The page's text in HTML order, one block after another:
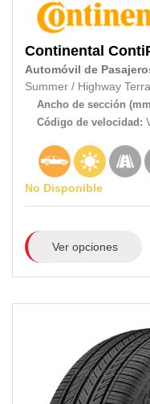
Continental
Automóvil de
Summer / Highway
Ancho de sección
Código de velocidad:
No Disponible
Ver opciones